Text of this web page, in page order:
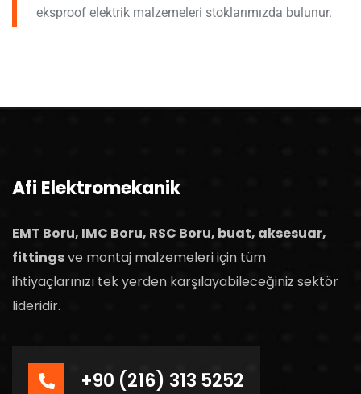
eksproof elektrik malzemeleri stoklarımızda bulunur.
Afi Elektromekanik
EMT Boru, IMC Boru, RSC Boru, buat, aksesuar,
fittingsve montaj malzemeleri için tüm
ihtiyaçlarınızı tek yerden karşılayabileceğiniz sektör
lideridir.
+90 (216) 313 5252